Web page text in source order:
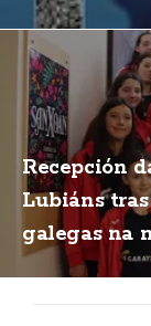
Recepción
Lubiáns
galegas na